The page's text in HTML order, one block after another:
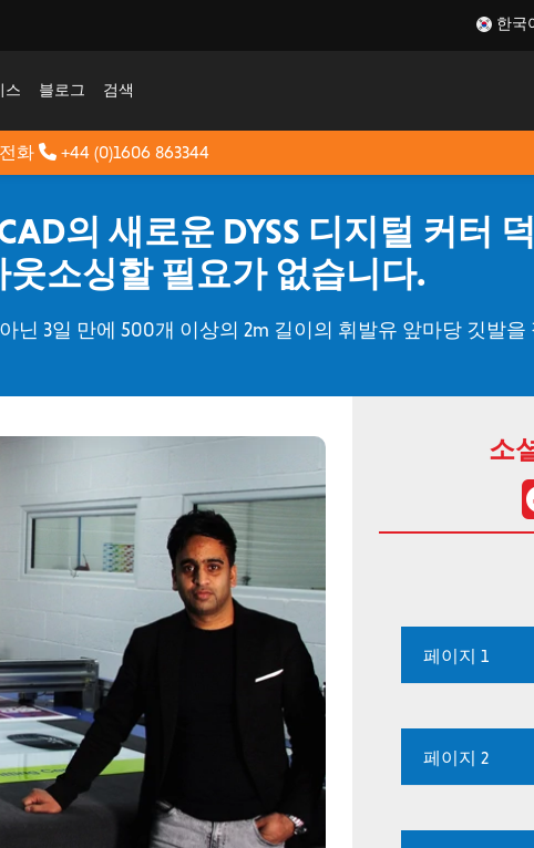
한국
스 블로그 검색
전화 +44 (0)1606 863344
의 새로운 DYSS 디지털 커터
웃소싱할 필요가 없습니다.
닌 3일 만에 500개 이상의 2m 길이의 휘발유 앞마당 깃발
소
페이지 1
페이지 2